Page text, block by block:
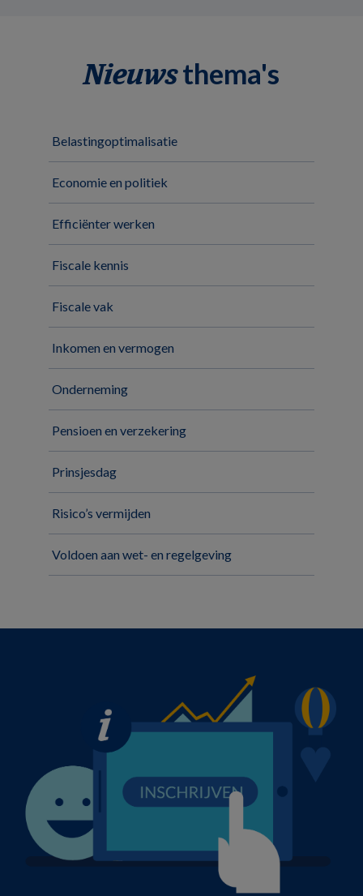
Nieuwsthema's
Belastingoptimalisatie
Economie en politiek
Efficiënter werken
Fiscale kennis
Fiscale vak
Inkomen en vermogen
Onderneming
Pensioen en verzekering
Prinsjesdag
Risico’s vermijden
Voldoen aan wet- en regelgeving